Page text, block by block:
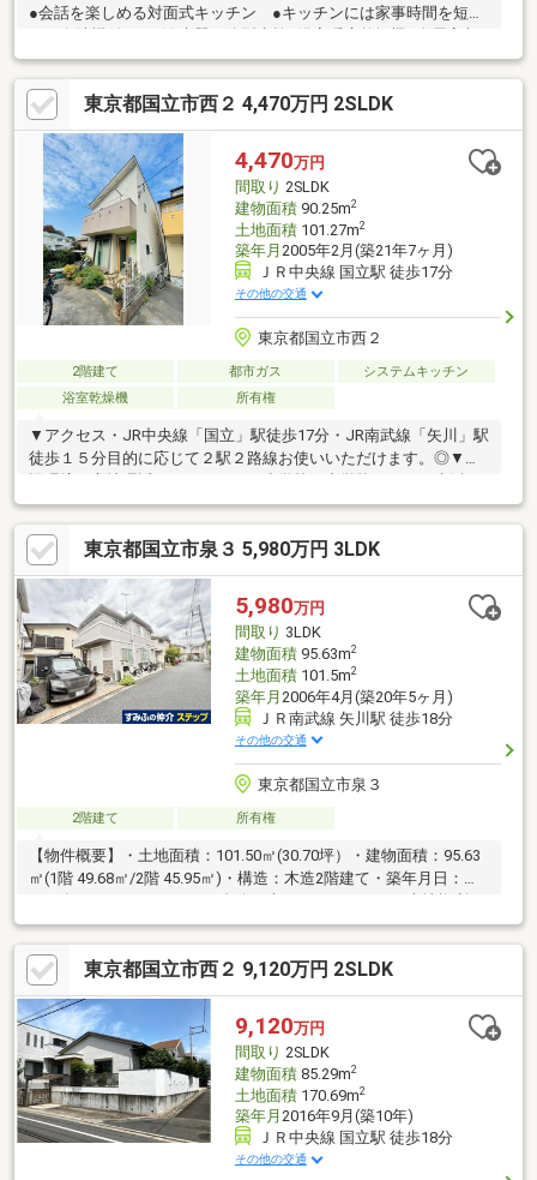
●会話を楽しめる対面式キッチン ●キッチンには家事時間を短縮
納スペースあり●掃除やお手入れがしやすい全居室フローリン
グ ●明るく通風良好な全室2面採光●南向きバルコニー●断熱性の
高い複層ガラス◇経験豊かなスタッフが分譲地だけでなく、周辺
環境も合わせてご案内致します。◇平日のご案内も可能です。◇
物件の事、諸費用の事など、小さな疑問もお気軽にご連絡・ご相
談下さい。
東京都国立市西２ 4,470万円 2SLDK
4,470万円
間取り 2SLDK
建物面積90.25m2
土地面積101.27m2
築年月 2005年2月(築21年7ヶ月)
ＪＲ中央線 国立駅 徒歩17分
その他の交通
東京都国立市西２
2階建て 都市ガス
システムキッチン
浴室乾燥機
所有権
▼アクセス・JR中央線「国立」駅徒歩17分・JR南武線「矢川」駅
徒歩１５分目的に応じて２駅２路線お使いいただけます。◎▼周
便利な立地です。・コープみらい ミニコープ国立西店・・・徒歩
4分・さえき 国立店・・・徒歩8分・西友 西国立店・・・徒歩15
分・ファミリーマート 国立西二丁目店・・・徒歩1分・セブン-イ
レブン 国立中店・・・徒歩10分・国立市立国立第二小学校・・・
徒歩3分・国立市立国立第二中学校・・・徒歩8分土地面積に路地
状部分約14.50m2含む家具等は反日対象
東京都国立市泉３ 5,980万円 3LDK
5,980万円
間取り 3LDK
建物面積95.63m2
土地面積101.5m2
築年月 2006年4月(築20年5ヶ月)
ＪＲ南武線 矢川駅 徒歩18分
その他の交通
東京都国立市泉３
2階建て 所有権
【物件概要】・土地面積：101.50㎡(30.70坪）・建物面積：95.63
㎡(1階 49.68㎡/2階 45.95㎡)・構造：木造2階建て・築年月日：
2006年4月・カースペース1台分（車種によります）・土地権利：
所有権・地目：宅地・前面道路：私道 幅員約5.0m【おすすめポイ
ント】■自然豊かなエリアで子育てしやすいエリアです■水回りは
1階に纏まっており、家事動線の使いやすい間取りです■豊富な屋
根裏収納が備えついております。■ゆとりあるカウンターキッチ
ンで家族団らんが楽しめます！■南東向きバルコニー
東京都国立市西２ 9,120万円 2SLDK
9,120万円
間取り 2SLDK
建物面積85.29m2
土地面積170.69m2
築年月 2016年9月(築10年)
ＪＲ中央線 国立駅 徒歩18分
その他の交通